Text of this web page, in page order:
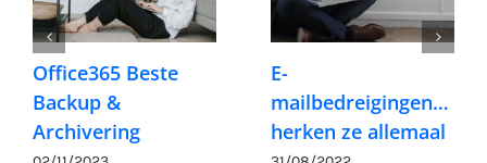
Office365 Beste
Backup &
Archivering
E-
mailbedreigingen…
herken ze allemaal